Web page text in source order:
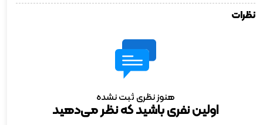
نظرات
هنوز نظری ثبت نشده
اولین نفری باشید که نظر می‌دهید